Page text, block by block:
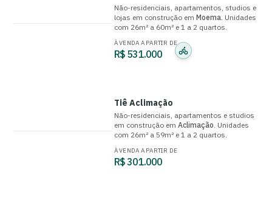
Não-residenciais, apartamentos, studios e
lojas em construçãoem Moema. Unidades
com 26m² a 60m²e 1 a 2 quartos
À VENDA A PARTIR DE
R$ 531.000
Tiê Aclimação
Não-residenciais, apartamentos e studios
em construçãoem Aclimação Unidades
com 26m² a 59m²e 1 a 2 quartos
À VENDA A PARTIR DE
R$ 301.000